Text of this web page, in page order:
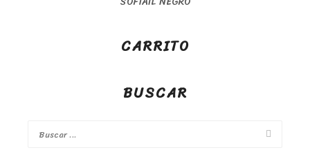
CARRITO
BUSCAR